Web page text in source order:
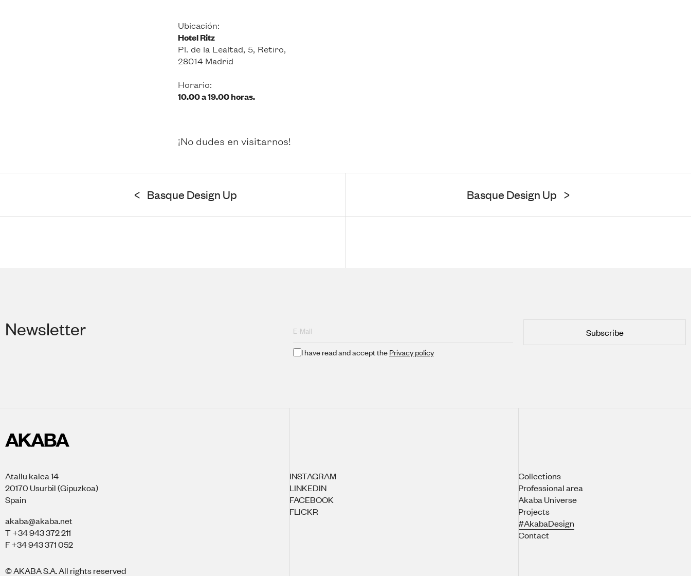
Ubicación:
Hotel Ritz
Pl. de la Lealtad, 5, Retiro,
28014 Madrid
Horario:
10.00 a 19.00 horas.
¡No dudes en visitarnos!
< Basque Design Up Basque Design Up >
Newsletter
I have read and accept the Privacy policy
Subscribe
Atallu kalea 14
20170 Usurbil (Gipuzkoa)
Spain
akaba@akaba.net
T +34 943 372 211
F +34 943 371 052
INSTAGRAM
LINKEDIN
FACEBOOK
FLICKR
Collections
Professional area
Akaba Universe
Projects
#AkabaDesign
Contact
© AKABA S.A. All rights reserved